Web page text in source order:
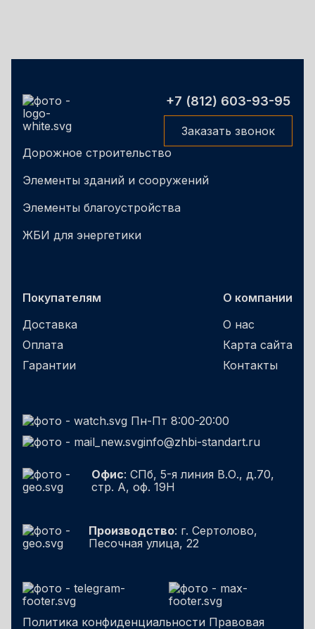
+7 (812) 603-93-95
Заказать звонок
Дорожное строительство
Элементы зданий и сооружений
Элементы благоустройства
ЖБИ для энергетики
Покупателям
Доставка
Оплата
Гарантии
О компании
О нас
Карта сайта
Контакты
Пн-Пт 8:00-20:00
info@zhbi-standart.ru
Офис: СПб, 5-я линия В.О., д.70,
стр. А, оф. 19Н
Производство: г. Сертолово,
Песочная улица, 22
Политика конфиденциальности Правовая